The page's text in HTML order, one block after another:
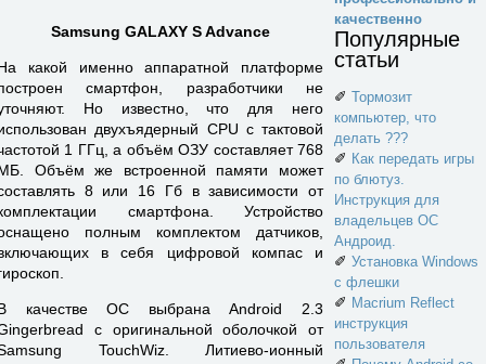
Samsung GALAXY S Advance
какой именно аппаратной платформе
смартфон, разработчики не
Но известно, что для него
двухъядерный CPU с тактовой
1 ГГц, а объём ОЗУ составляет 768
Объём же встроенной памяти может
8 или 16 Гб в зависимости от
смартфона. Устройство
полным комплектом датчиков,
в себя цифровой компас и
качестве ОС выбрана Android 2.3
с оригинальной оболочкой от
TouchWiz. Литиево-ионный
качественно
Популярные
статьи
✐ Тормозит
компьютер, что
делать ???
✐ Как передать игры
по блютуз.
Инструкция для
владельцев ОС
Андроид.
✐ Установка Windows
с флешки
✐ Macrium Reflect
инструкция
пользователя